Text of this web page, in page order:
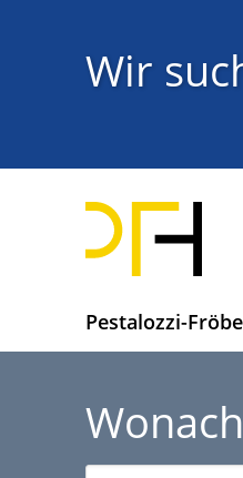
Titel
Wir
H
a
p
t
n
Pestalozzi-